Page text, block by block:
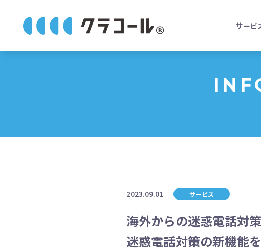
サービ
2023.09.01 サービス
海外からの迷惑電話対
迷惑電話対策の新機能